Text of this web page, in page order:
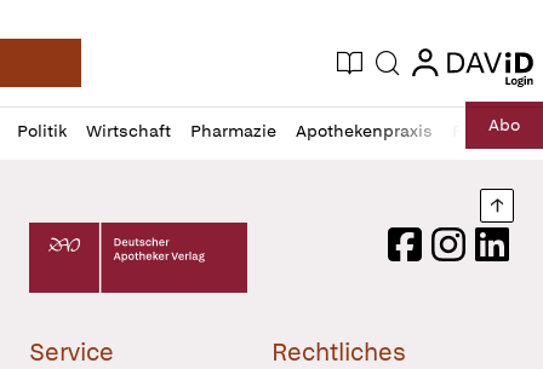
Deutsche Apotheker Zeitung
Aktuelle Ausgabe
Suche login
login
Politik Wirtschaft Pharmazie Apothekenpraxis RechtAbo
Profil
öffnen
Daz
Pur
Deutscher Apotheker Verlag Logo
FacebookInstagram
Service Rechtliches